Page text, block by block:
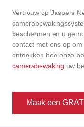
Vertrouw op Jaspers
beschermen en u
contact met ons op
ontdekken hoe onze
camerabewaking uw
Maak een